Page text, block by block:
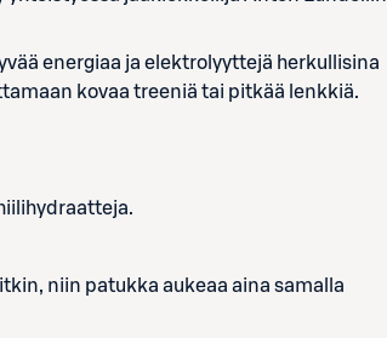
energiaa ja elektrolyyttejä herkullisina
kovaa treeniä tai pitkää lenkkiä.
niin patukka aukeaa aina samalla